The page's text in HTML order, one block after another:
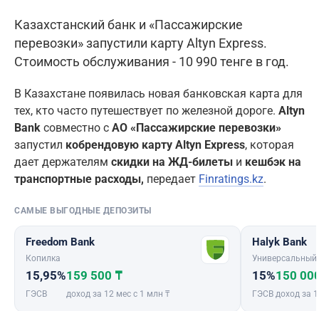
Казахстанский банк и «Пассажирские
перевозки» запустили карту Altyn Express.
Стоимость обслуживания - 10 990 тенге в год.
В Казахстане появилась новая банковская карта для
тех, кто часто путешествует по железной дороге. Altyn
Bank совместно с АО «Пассажирские перевозки»
запустил кобрендовую карту Altyn Express, которая
дает держателям скидки на ЖД-билеты и кешбэк на
транспортные расходы, передает Finratings.kz.
САМЫЕ ВЫГОДНЫЕ ДЕПОЗИТЫ
Freedom Bank
Копилка
15,95%
ГЭСВ
159 500 ₸
доход за 12 мес с 1 млн ₸
Halyk Bank
Универсальный
15%
ГЭСВ
150
доход за